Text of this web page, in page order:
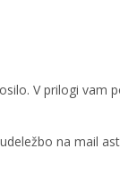
V prilogi vam
na mail